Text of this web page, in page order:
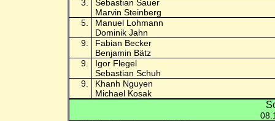
3.
Sebastian Sauer
Marvin Steinberg
5.
Manuel Lohmann
Dominik Jahn
9.
Fabian Becker
Benjamin Bätz
9.
Igor Flegel
Sebastian Schuh
9.
Khanh Nguyen
Michael Kosak